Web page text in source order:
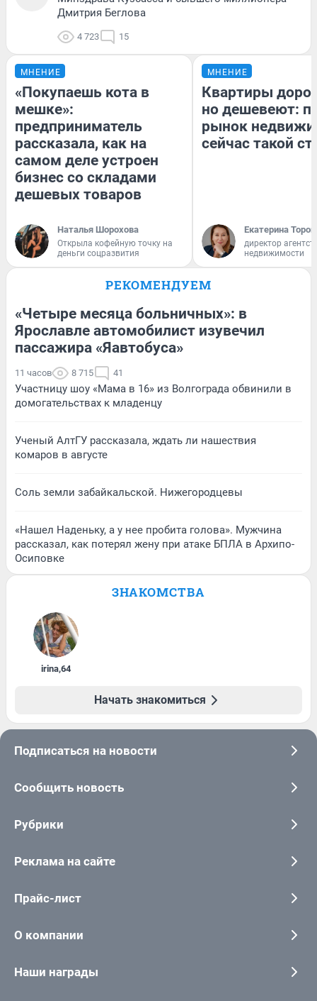
Дмитрия Беглова
4 723 15
МНЕНИЕ
«Покупаешь кота в
мешке»:
предприниматель
рассказала, как на
самом деле устроен
бизнес со складами
дешевых товаров
Наталья Шорохова
Открыла кофейную точку на
деньги соцразвития
МНЕНИЕ
Квартиры
но дешевеют:
рынок
сейчас такой
Екатерина
директор
недвижимости
РЕКОМЕНДУЕМ
«Четыре месяца больничных»: в
Ярославле автомобилист изувечил
пассажира «Яавтобуса»
11 часов 8 715 41
Участницу шоу «Мама в 16» из Волгограда обвинили в
домогательствах к младенцу
Ученый АлтГУ рассказала, ждать ли нашествия
комаров в августе
Соль земли забайкальской. Нижегородцевы
«Нашел Наденьку, а у нее пробита голова». Мужчина
рассказал, как потерял жену при атаке БПЛА в Архипо-
Осиповке
ЗНАКОМСТВА
irina,64
Начать знакомиться
Подписаться на новости
Сообщить новость
Рубрики
Реклама на сайте
Прайс-лист
О компании
Наши награды